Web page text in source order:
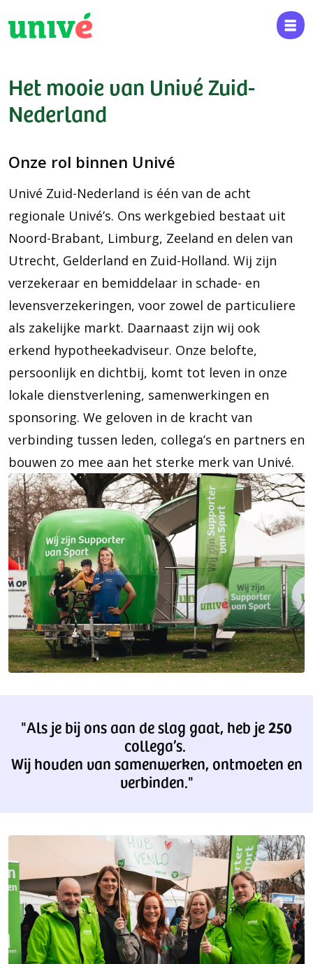
Het mooie van Univé Zuid-
Nederland
Onze rol binnen Univé
Univé Zuid-Nederland is één van de acht
regionale Univé’s. Ons werkgebied bestaat uit
Noord-Brabant, Limburg, Zeeland en delen van
Utrecht, Gelderland en Zuid-Holland. Wij zijn
verzekeraar en bemiddelaar in schade- en
levensverzekeringen, voor zowel de particuliere
als zakelijke markt. Daarnaast zijn wij ook
erkend hypotheekadviseur. Onze belofte,
persoonlijk en dichtbij, komt tot leven in onze
lokale dienstverlening, samenwerkingen en
sponsoring. We geloven in de kracht van
verbinding tussen leden, collega’s en partners en
bouwen zo mee aan het sterke merk van Univé.
"Als je bij ons aan de slag gaat, heb je250
collega’s.
Wij houden van samenwerken, ontmoeten en
verbinden."